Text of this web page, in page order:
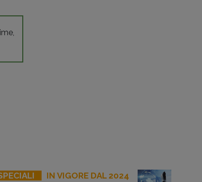
IN VIGORE DAL 2024